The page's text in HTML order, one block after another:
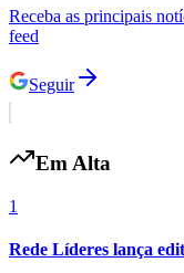
Receba as principais
feed
Seguir
Em Alta
1
Rede Líderes lança